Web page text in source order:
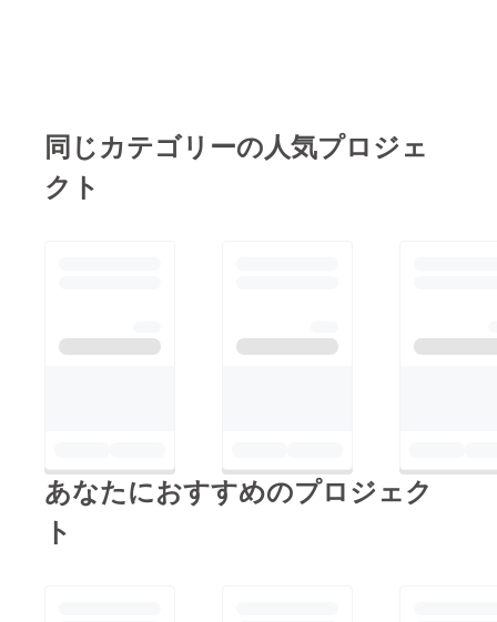
同じカテゴリーの人気プロジェ
クト
あなたにおすすめのプロジェク
ト